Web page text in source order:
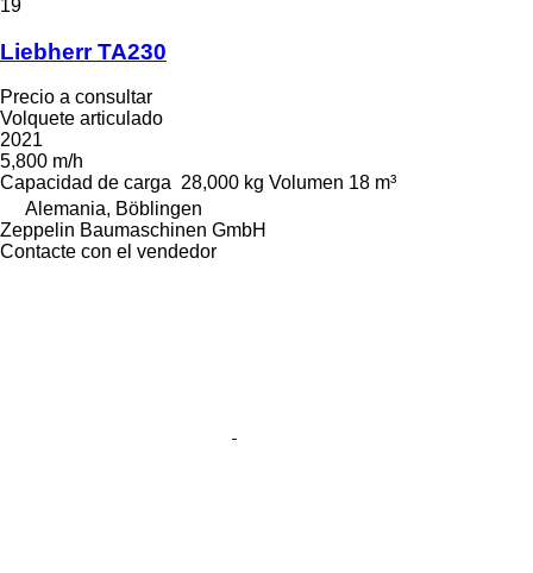
19
Liebherr TA230
Precio a consultar
Volquete articulado
2021
5,800 m/h
Capacidad de carga 28,000 kg Volumen 18 m³
Alemania, Böblingen
Zeppelin Baumaschinen GmbH
Contacte con el vendedor